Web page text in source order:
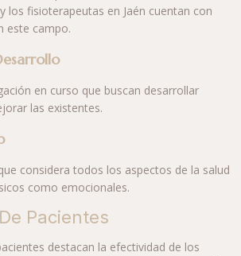
los fisioterapeutas en Jaén cuentan con
este campo.
en curso que buscan desarrollar
las existentes.
considera todos los aspectos de la salud
como emocionales.
Pacientes
destacan la efectividad de los